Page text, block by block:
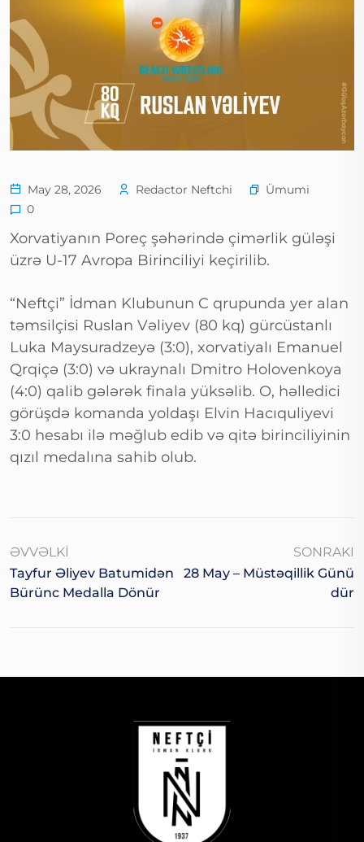
May 28, 2026 Redactor Neftchi
Ümumi
0
Xorvatiyanın Poreç şəhərində çimərlik güləşi
üzrə U-17 Avropa Birinciliyi keçirilib.
“Neftçi” İdman Klubunun C qrupunda yer alan
təmsilçisi Ruslan Vəliyev (80 kq) gürcüstanlı
Luka Maysuradzeyə (3:0), xorvatiyalı Emanuel
Qrqiçə (3:0) və ukraynalı Dmitro Holovenkoya
(4:0) qalib gələrək finala yüksəlib. O, həlledici
görüşdə komanda yoldaşı Elvin Hacıquliyevi
3:0 hesabı ilə məğlub edib və qitə birinciliyinin
qızıl medalına sahib olub.
ƏVVƏLKI
Tayfur Əliyev Batumidən
Bürünc Medalla Dönür
SONRAKI
28 May – Müstəqillik Günü
Dür